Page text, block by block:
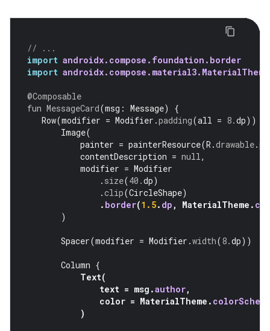
// ...
import androidx.compose.foundation.border
import androidx.compose.material3.MaterialTheme
@Composable
fun MessageCard(msg : Message)
{
Row(modifier = Modifier .padding(all = 8.dp))
Image(
painter = painterResource(R .drawable.
contentDescription = null,
modifier = Modifier
. size(40.dp)
.clip(CircleShape)
. border(1.5. dp , MaterialTheme .
)
Spacer(modifier = Modifier .width(8.dp))
Column {
Text(
text = msg .author,
color = MaterialTheme .
)